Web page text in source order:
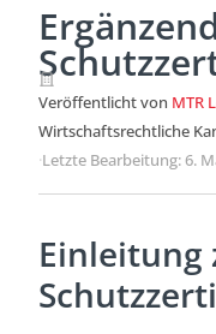
Veröffentlicht von MTR
Wirtschaftsrechtliche
·Letzte Bearbeitung: 6.
Einleitung